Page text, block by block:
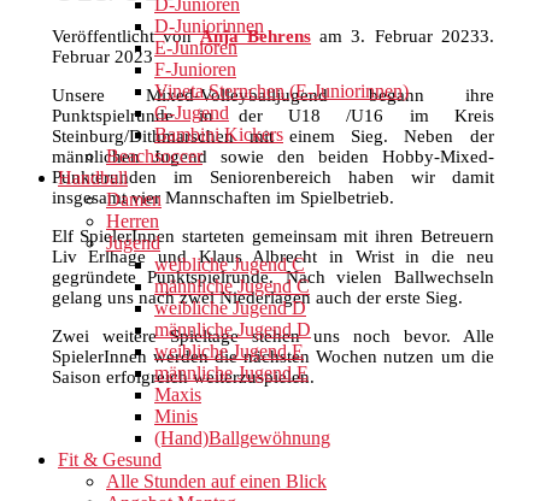
D-Junioren
D-Juniorinnen
E-Junioren
F-Junioren
Vineta Sternchen (E-Juniorinnen)
G-Jugend
Bambini Kickers
Beachsoccer
Handball
Damen
Herren
Jugend
weibliche Jugend C
männliche Jugend C
weibliche Jugend D
männliche Jugend D
weibliche Jugend E
männliche Jugend E
Maxis
Minis
(Hand)Ballgewöhnung
Fit & Gesund
Alle Stunden auf einen Blick
Veröffentlicht vonAnja Behrens am3. Februar 20233.
Februar 2023
Unsere Mixed-Volleyballjugend begann ihre
Punktspielrunde in der U18 /U16 im Kreis
Steinburg/Dithmarschen mit einem Sieg. Neben der
männlichen Jugend sowie den beiden Hobby-Mixed-
Punkterunden im Seniorenbereich haben wir damit
insgesamt vier Mannschaften im Spielbetrieb.
Elf SpielerInnen starteten gemeinsam mit ihren Betreuern
Liv Erlhage und Klaus Albrecht in Wrist in die neu
gegründete Punktspielrunde. Nach vielen Ballwechseln
gelang uns nach zwei Niederlagen auch der erste Sieg.
Zwei weitere Spieltage stehen uns noch bevor. Alle
SpielerInnen werden die nächsten Wochen nutzen um die
Saison erfolgreich weiterzuspielen.